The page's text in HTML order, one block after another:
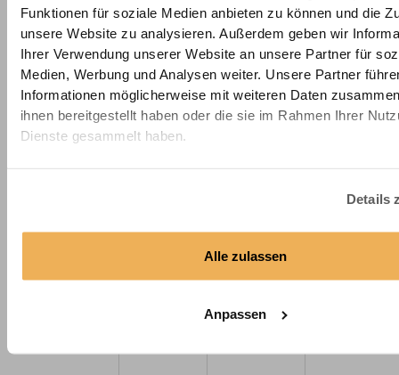
Funktionen für soziale Medien anbieten zu können und die
unsere Website zu analysieren. Außerdem geben wir
Ihrer Verwendung unserer Website an unsere Partner für
Medien, Werbung und Analysen weiter. Unsere Partner
Informationen möglicherweise mit weiteren Daten
ihnen bereitgestellt haben oder die sie im Rahmen Ihrer
Dienste gesammelt haben.
Details
Alle zulassen
Anpassen
PU-Schaum
Sitzpolster fest
(T40/53)
PU-Schaum 40 53
Premium
Kaltschaum 45 39